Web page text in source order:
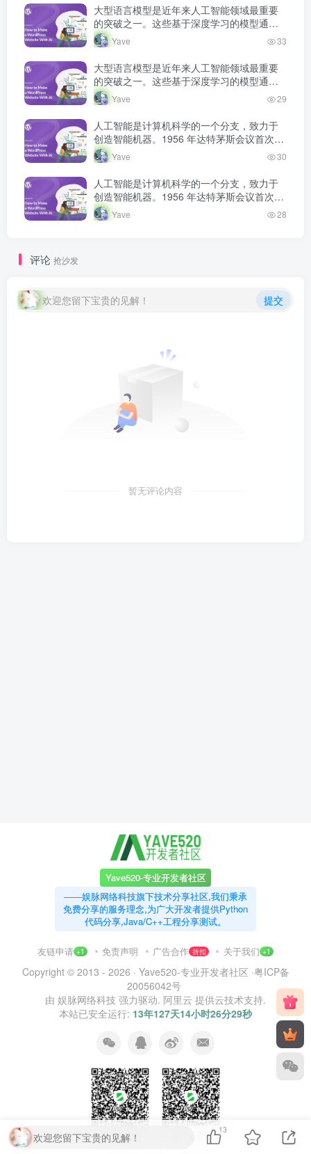
大型语言模型是近年来人工智能领域最重要
的突破之一。这些基于深度学习的模型通过
海量文本数据的预训练，获得了强大的语言
理解和生成能力，正在深刻改变人机交互的
方式。
Yave 33
大型语言模型是近年来人工智能领域最重要
的突破之一。这些基于深度学习的模型通过
海量文本数据的预训练，获得了强大的语言
理解和生成能力，正在深刻改变人机交互的
方式。
Yave 29
人工智能是计算机科学的一个分支，致力于
创造智能机器。1956 年达特茅斯会议首次提
出人工智能概念，此后经历多次发展高潮和
低谷，如今深度学习技术将 AI 推…
Yave 30
人工智能是计算机科学的一个分支，致力于
创造智能机器。1956 年达特茅斯会议首次提
出人工智能概念，此后经历多次发展高潮和
低谷，如今深度学习技术将 AI 推…
Yave 28
评论 抢沙发
欢迎您留下宝贵的见解！ 提交
暂无评论内容
Yave520-专业开发者社区
——娱脉网络科技旗下技术分享社区,我们秉承
免费分享的服务理念,为广大开发者提供Python
代码分享,Java/C++工程分享测试。
友链申请 +1 免责声明 广告合作 折扣 关于我们 +1
Copyright © 2013 - 2026 · Yave520-专业开发者社区 ·粤ICP备
20056042号
由 娱脉网络科技 强力驱动. 阿里云 提供云技术支持.
本站已安全运行: 13年127天14小时26分30秒
扫码加QQ群 扫码加微信
欢迎您留下宝贵的见解！
13